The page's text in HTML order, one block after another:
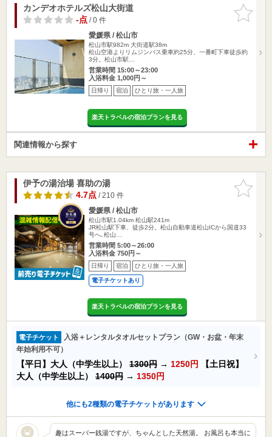
お気に入
りに追加
カンデオホテルズ松山大街道
-点/ 0 件
愛媛県 / 松山市
松山市駅982m 大街道駅38m
松山空港よりリムジンバス乗車約25分、一番町下車徒歩約
3分。松山市駅…
営業時間 15:00～23:00
入浴料金 1,000円～
日帰り 宿泊 ひとり旅・一人旅
楽天トラベルの宿泊プランを見る
関連情報から探す
お気に入
りに追加
伊予の湯治場 喜助の湯
4.7点/ 210 件
愛媛県 / 松山市
松山市駅1.04km 松山駅241m
JR松山駅下車、徒歩2分。松山自動車道松山ICから国道33
号へ､松山…
営業時間 5:00～26:00
入浴料金 750円～
日帰り 宿泊 ひとり旅・一人旅
電子チケットあり
楽天トラベルの宿泊プランを見る
電子チケット
入浴＋レンタルタオルセットプラン（GW・お盆・年末
年始利用不可）
【平日】大人（中学生以上） 1300円 → 1250円
【土日祝】
大人（中学生以上） 1400円 → 1350円
他にも2種類の電子チケットがあります
趣はスーパー銭湯ですが、ちゃんとした天然湯。 お風呂も本当に